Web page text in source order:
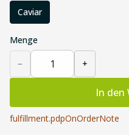
Caviar
Menge
− +
In den
fulfillment.pdpOnOrderNote